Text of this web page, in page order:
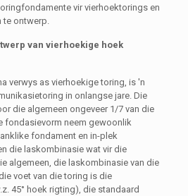
vir vierhoektorings en
ontwerp.
van vierhoekige hoek
verwys as vierhoekige toring, is 'n
in onlangse jare. Die
die algemeen ongeveer 1/7 van die
fondasievorm neem gewoonlik
fondament en in-plek
die laskombinasie wat vir die
algemeen, die laskombinasie van die
voet van die toring is die
45° hoek rigting), die standaard